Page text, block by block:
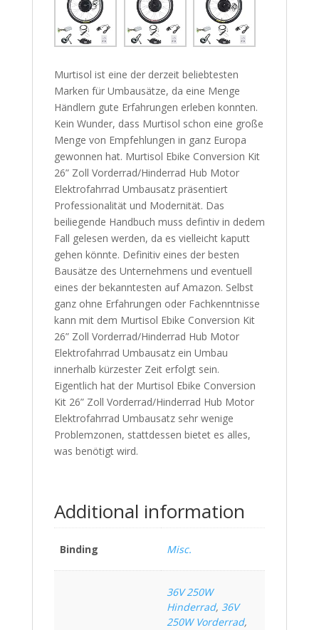
Murtisol ist eine der derzeit beliebtesten
Marken für Umbausätze, da eine Menge
Händlern gute Erfahrungen erleben konnten.
Kein Wunder, dass Murtisol schon eine große
Menge von Empfehlungen in ganz Europa
gewonnen hat. Murtisol Ebike Conversion Kit
26” Zoll Vorderrad/Hinderrad Hub Motor
Elektrofahrrad Umbausatz präsentiert
Professionalität und Modernität. Das
beiliegende Handbuch muss defintiv in dedem
Fall gelesen werden, da es vielleicht kaputt
gehen könnte. Definitiv eines der besten
Bausätze des Unternehmens und eventuell
eines der bekanntesten auf Amazon. Selbst
ganz ohne Erfahrungen oder Fachkenntnisse
kann mit dem Murtisol Ebike Conversion Kit
26” Zoll Vorderrad/Hinderrad Hub Motor
Elektrofahrrad Umbausatz ein Umbau
innerhalb kürzester Zeit erfolgt sein.
Eigentlich hat der Murtisol Ebike Conversion
Kit 26” Zoll Vorderrad/Hinderrad Hub Motor
Elektrofahrrad Umbausatz sehr wenige
Problemzonen, stattdessen bietet es alles,
was benötigt wird.
Additional information
Binding Misc.
36V 250W
Hinderrad, 36V
250W Vorderrad,